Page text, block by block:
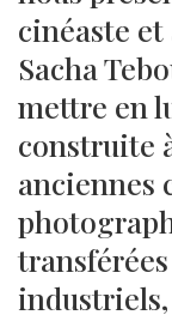
cinéaste
Sacha
mettre en
construite
anciennes
industriels,